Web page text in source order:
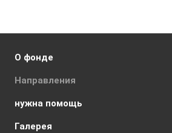
О фонде
Направления
нужна помощь
Галерея